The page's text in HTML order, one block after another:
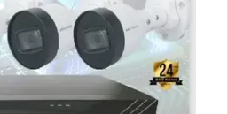
lại hình ảnh rõ ràng và chi tiết.
và đêm mà không bị mờ hay mờ
năng chống ngược sáng tốt,
ảnh trong mọi tình huống ánh